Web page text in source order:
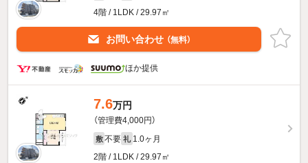
4階 / 1LDK / 29.97㎡
お問い合わせ （無料）
ほか提供
7.6万円
（管理費4,000円）
敷 不要 礼 1.0ヶ月
2階 / 1LDK / 29.97㎡